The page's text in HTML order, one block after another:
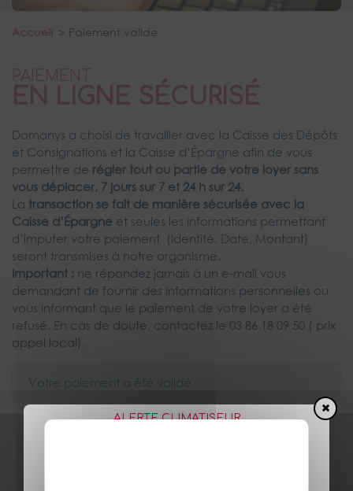
Accueil Paiement valide
PAIEMENT
EN LIGNE SÉCURISÉ
Domanys a choisi de travailler avec la Caisse des Dépôts
et Consignations et la Caisse d’Épargne afin de vous
permettre de régler tout ou partie de votre loyer sans
vous déplacer, 7 jours sur 7 et 24 h sur 24.
La transaction se fait de manière sécurisée avec la
Caisse d’Épargne et seules les informations permettant
d’imputer votre paiement (Identité, Date, Montant)
seront transmises à notre organisme.
Important : ne répondez jamais à un e-mail vous
demandant de fournir des informations personnelles ou
vous informant que le paiement de votre loyer a été
refusé. En cas de doute, contactez le 03 86 18 09 50 ( prix
appel local).
ALERTE CLIMATISEUR